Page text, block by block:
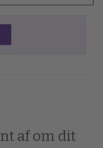
af om dit